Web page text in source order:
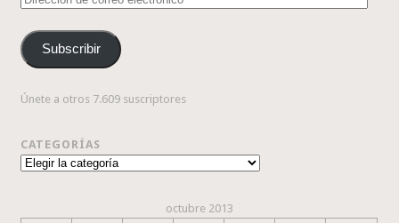
correo
electrónico
Subscribir
Únete a otros 7.609 suscriptores
CATEGORÍAS
Categorías
octubre 2013